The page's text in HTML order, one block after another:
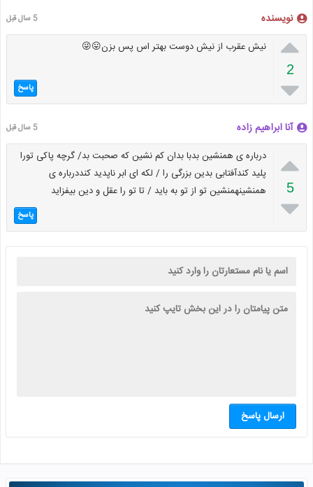
نویسنده 5 سال قبل

2

نیش عقرب از نیش دوست بهتر اس پس بزن😛😜
پاسخ
آنا ابراهیم زاده 5 سال قبل

5

درباره ی همنشین بدبا بدان کم نشین که صحبت بد/ گرچه پاکی تورا
پلید کندآفتابی بدین بزرگی را / لکه ای ابر ناپدید کنددرباره ی
همنشینهمنشین تو از تو به باید / تا تو را عقل و دین بیفزاید
پاسخ
ارسال پاسخ